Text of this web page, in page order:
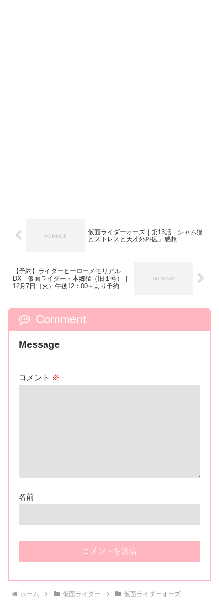
仮面ライダーオーズ｜第13話「シャム猫
とストレスと天才外科医」感想
【予約】ライダーヒーローメモリアル
DX 仮面ライダー・本郷猛（旧１号）｜
12月7日（火）午後12：00～より予約開
Comment
Message
コメント ※
名前
ホーム 仮面ライダー 仮面ライダーオーズ